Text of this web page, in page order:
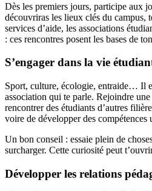
Dès les premiers jours, participe aux
découvriras les lieux clés du campus,
services d’aide, les associations
: ces rencontres posent les bases de
S’engager dans la vie
Sport, culture, écologie, entraide… Il
association qui te parle. Rejoindre une
rencontrer des étudiants d’autres
voire de développer des compétences
Un bon conseil : essaie plein de
surcharger. Cette curiosité peut
Développer les relations